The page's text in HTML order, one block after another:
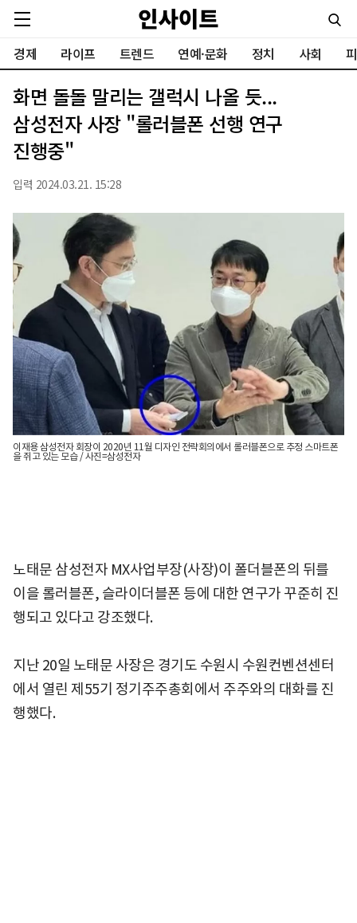
경제 라이프 트렌드 연예·문화 정치 사회
화면 돌돌 말리는 갤럭시 나올 듯...
삼성전자 사장 "롤러블폰 선행 연구
진행중"
입력 2024.03.21. 15:28
이재용 삼성전자 회장이 2020년 11월 디자인 전략회의에서 롤러블폰으로 추정 스마트폰
을 쥐고 있는 모습 / 사진=삼성전자
노태문 삼성전자 MX사업부장(사장)이 폴더블폰의 뒤를
이을 롤러블폰, 슬라이더블폰 등에 대한 연구가 꾸준히 진
행되고 있다고 강조했다.
지난 20일 노태문 사장은 경기도 수원시 수원컨벤션센터
에서 열린 제55기 정기주주총회에서 주주와의 대화를 진
행했다.